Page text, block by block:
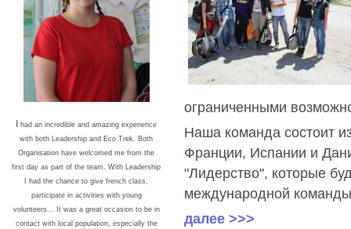
had an incredible and amazing experience
with both Leadership and Eco Trek. Both
Organisation have welcomed me from the
first day as part of the team. With Leadership
I had the chance to give french class,
participate in activities with young
volunteers... It was a great occasion to be in
contact with local population, especially the
ограниченными
Наша команда состоит
Франции, Испании и
"Лидерство", которые
международной
далее >>>